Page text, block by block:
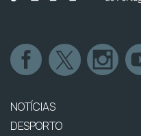
NOTÍCIAS
DESPORTO